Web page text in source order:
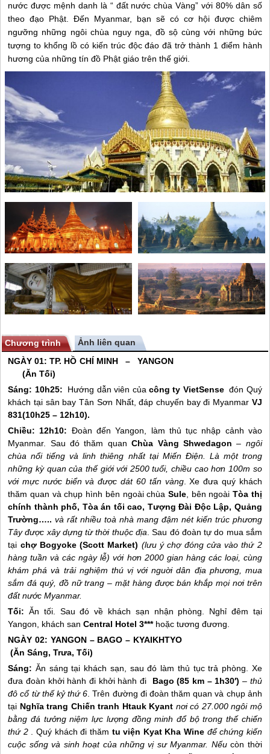
nước được mệnh danh là “ đất nước chùa Vàng” với 80% dân số
theo đạo Phật. Đến Myanmar, bạn sẽ có cơ hội được chiêm
ngưỡng những ngôi chùa nguy nga, đồ sộ cùng với những bức
tượng to khổng lồ có kiến trúc độc đáo đã trở thành 1 điểm hành
hương của những tín đồ Phật giáo trên thế giới.
Chương trình
Ảnh liên quan
NGÀY 01: TP. HỒ CHÍ MINH –
YANGON
(Ăn Tối)
Sáng: 10h25:
Hướng dẫn viên của công ty VietSense đón Quý
khách tại sân bay Tân Sơn Nhất, đáp chuyến bay đi Myanmar VJ
831(10h25 – 12h10).
Chiều: 12h10: Đoàn đến Yangon, làm thủ tục nhập cảnh vào
Myanmar. Sau đó thăm quanChùa Vàng Shwedagon – ngôi
chùa nổi tiếng và linh thiêng nhất tại Miến Điện. Là một trong
những kỳ quan của thế giới với 2500 tuổi, chiều cao hơn 100m so
với mực nước biển và được dát 60 tấn vàng. Xe đưa quý khách
thăm quan và chụp hình bên ngoài chùa Sule, bên ngoàiTòa thị
chính thành phố, Tòa án tối cao, Tượng Đài Độc Lập, Quảng
Trường….. và rất nhiều toà nhà mang đậm nét kiến trúc phương
Tây được xây dựng từ thời thuộc địa . Sau đó đoàn tự do mua sắm
tại chợ Bogyoke (Scott Market) (lưu ý chợ đóng cửa vào thứ 2
hàng tuần và các ngày lễ) với hơn 2000 gian hàng các loại, cùng
khám phá và trải nghiệm thú vị với nguời dân địa phương, mua
sắm đá quý, đồ nữ trang – mặt hàng được bán khắp mọi nơi trên
đất nước Myanmar.
Tối:Ăn tối. Sau đó về khách sạn nhận phòng. Nghỉ đêm tại
Yangon, khách sanCentral Hotel 3*** hoặc tương đương.
NGÀY 02: YANGON – BAGO – KYAIKHTYO
(Ăn Sáng, Trưa, Tối)
Sáng: Ăn sáng tại khách sạn, sau đó làm thủ tục trả phòng. Xe
đưa đoàn khởi hành đi khởi hành đi Bago (85 km – 1h30′) – thủ
đô cổ từ thế kỷ thứ 6 . Trên đường đi đoàn thăm quan và chụp ảnh
tại Nghĩa trang Chiến tranh Htauk Kyant nơi có 27.000 ngôi mộ
bằng đá tưởng niệm lực lượng đồng minh đổ bộ trong thế chiến
thứ 2. Quý khách đi thăm tu viện Kyat Kha Wine để chứng kiến
cuộc sống và sinh hoạt của những vị sư Myanmar. Nếucòn thời